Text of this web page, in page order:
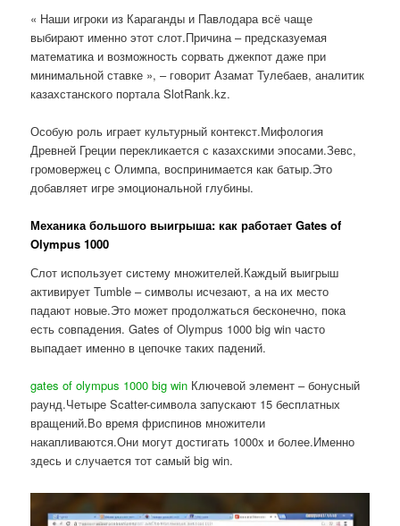
« Наши игроки из Караганды и Павлодара всё чаще
выбирают именно этот слот.Причина – предсказуемая
математика и возможность сорвать джекпот даже при
минимальной ставке », – говорит Азамат Тулебаев, аналитик
казахстанского портала SlotRank.kz.
Особую роль играет культурный контекст.Мифология
Древней Греции перекликается с казахскими эпосами.Зевс,
громовержец с Олимпа, воспринимается как батыр.Это
добавляет игре эмоциональной глубины.
Механика большого выигрыша: как работает Gates of
Olympus 1000
Слот использует систему множителей.Каждый выигрыш
активирует Tumble – символы исчезают, а на их место
падают новые.Это может продолжаться бесконечно, пока
есть совпадения. Gates of Olympus 1000 big win часто
выпадает именно в цепочке таких падений.
gates of olympus 1000 big win Ключевой элемент – бонусный
раунд.Четыре Scatter-символа запускают 15 бесплатных
вращений.Во время фриспинов множители
накапливаются.Они могут достигать 1000x и более.Именно
здесь и случается тот самый big win.